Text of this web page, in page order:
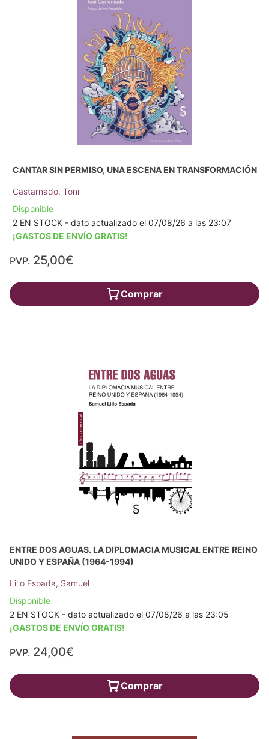
CANTAR SIN PERMISO, UNA ESCENA EN TRANSFORMACIÓN
Castarnado, Toni
Disponible
2 EN STOCK - dato actualizado el 07/08/26 a las 23:07
¡GASTOS DE ENVÍO GRATIS!
PVP. 25,00€
Comprar
ENTRE DOS AGUAS. LA DIPLOMACIA MUSICAL ENTRE REINO
UNIDO Y ESPAÑA (1964-1994)
Lillo Espada, Samuel
Disponible
2 EN STOCK - dato actualizado el 07/08/26 a las 23:05
¡GASTOS DE ENVÍO GRATIS!
PVP. 24,00€
Comprar